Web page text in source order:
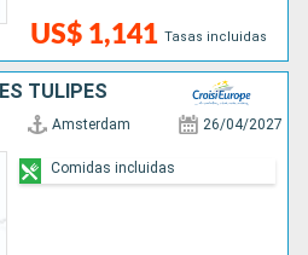
US$ 1,141 Tasas incluidas
TULIPES
Amsterdam 26/04/2027
Comidas incluidas